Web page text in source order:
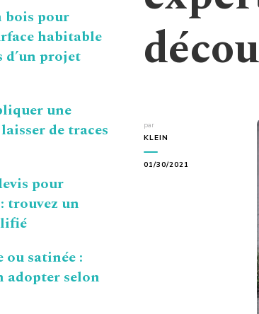
par
KLEIN
01/30/2021
bois pour
habitable
d’un projet
une
de traces
pour
trouvez un
satinée :
selon